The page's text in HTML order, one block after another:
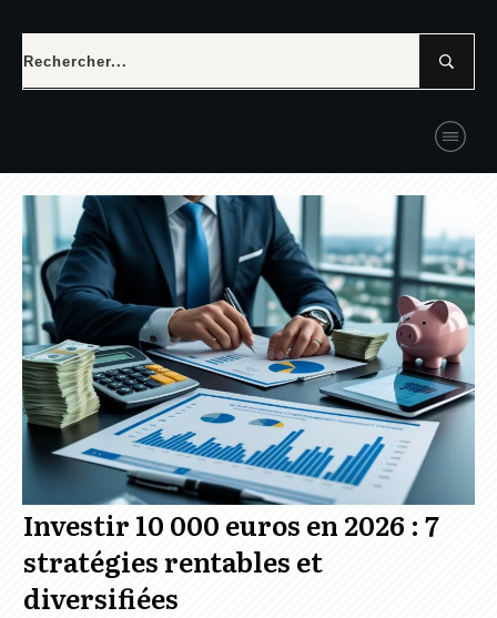
Investir 10 000 euros en 2026 : 7
stratégies rentables et
diversifiées